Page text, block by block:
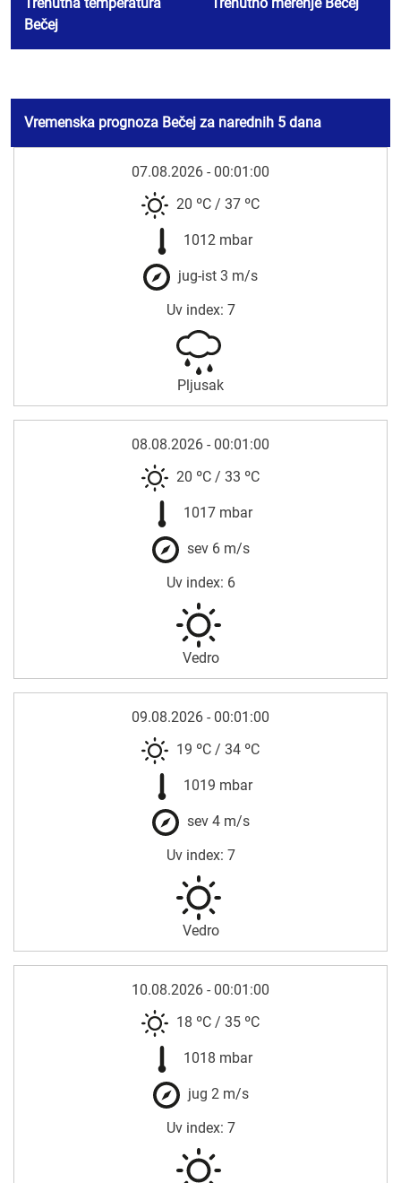
Bečej
Vremenska prognoza Bečej za narednih 5 dana
07.08.2026 - 00:01:00
20 ºC / 37 ºC
1012 mbar
jug-ist 3 m/s
Uv index: 7
Pljusak
08.08.2026 - 00:01:00
20 ºC / 33 ºC
1017 mbar
sev 6 m/s
Uv index: 6
Vedro
09.08.2026 - 00:01:00
19 ºC / 34 ºC
1019 mbar
sev 4 m/s
Uv index: 7
Vedro
10.08.2026 - 00:01:00
18 ºC / 35 ºC
1018 mbar
jug 2 m/s
Uv index: 7